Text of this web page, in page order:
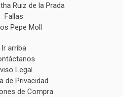
Ruiz de la Prada
Fallas
Pepe Moll
Ir arriba
Legal
de Privacidad
de Compra